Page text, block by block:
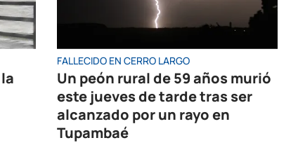
FALLECIDO EN CERRO LARGO
Un peón rural de 59 años murió
este jueves de tarde tras ser
alcanzado por un rayo en
Tupambaé